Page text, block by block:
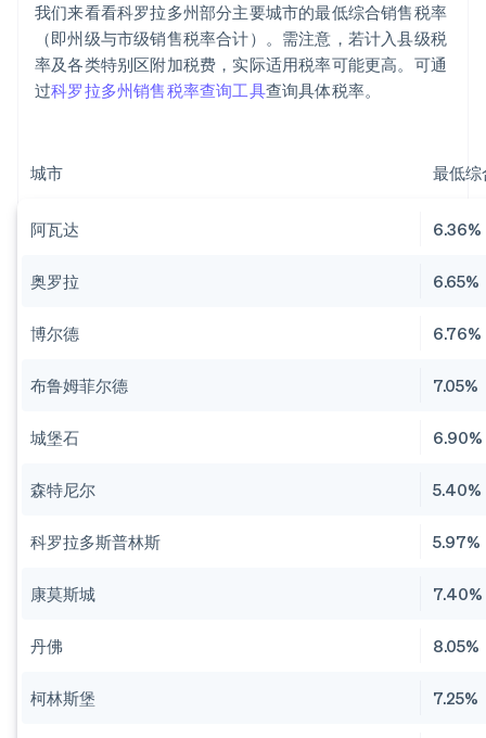
我们来看看科罗拉多州部分主要城市的最低综合销售税率
（即州级与市级销售税率合计）。需注意，若计入县级税
率及各类特别区附加税费，实际适用税率可能更高。可通
过科罗拉多州销售税率查询工具查询具体税率。
城市 最低
阿瓦达 6.36%
奥罗拉 6.65%
博尔德 6.76%
布鲁姆菲尔德 7.05%
城堡石 6.90%
森特尼尔 5.40%
科罗拉多斯普林斯 5.97%
康莫斯城 7.40%
丹佛 8.05%
柯林斯堡 7.25%